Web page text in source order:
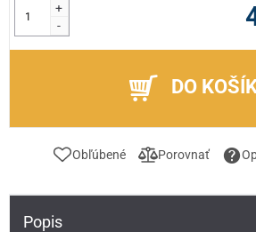
+
-
DO
Obľúbené Porovnať
Popis